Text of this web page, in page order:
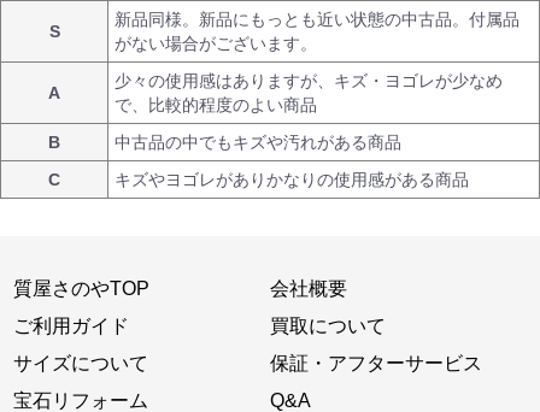
S
新品同様。新品にもっとも近い状態の中古品。付属品
がない場合がございます。
A
少々の使用感はありますが、キズ・ヨゴレが少なめ
で、比較的程度のよい商品
B
中古品の中でもキズや汚れがある商品
C
キズやヨゴレがありかなりの使用感がある商品
質屋さのやTOP
ご利用ガイド
サイズについて
宝石リフォーム
会社概要
買取について
保証・アフターサービス
Q&A